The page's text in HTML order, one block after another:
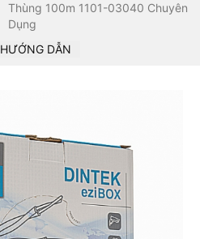
Thùng 100m 1101-03040 Chuyên
Dụng
HƯỚNG DẪN